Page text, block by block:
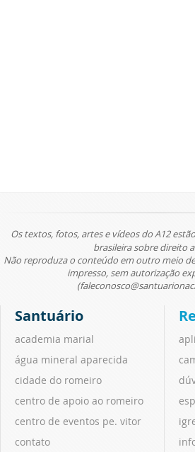
Os textos, fotos, artes e vídeos do A12
brasileira sobre direito
Não reproduza o conteúdo em outro meio
impresso, sem autorização
Santuário
academia marial
água mineral aparecida
cidade do romeiro
centro de apoio ao romeiro
centro de eventos pe. vitor
contato